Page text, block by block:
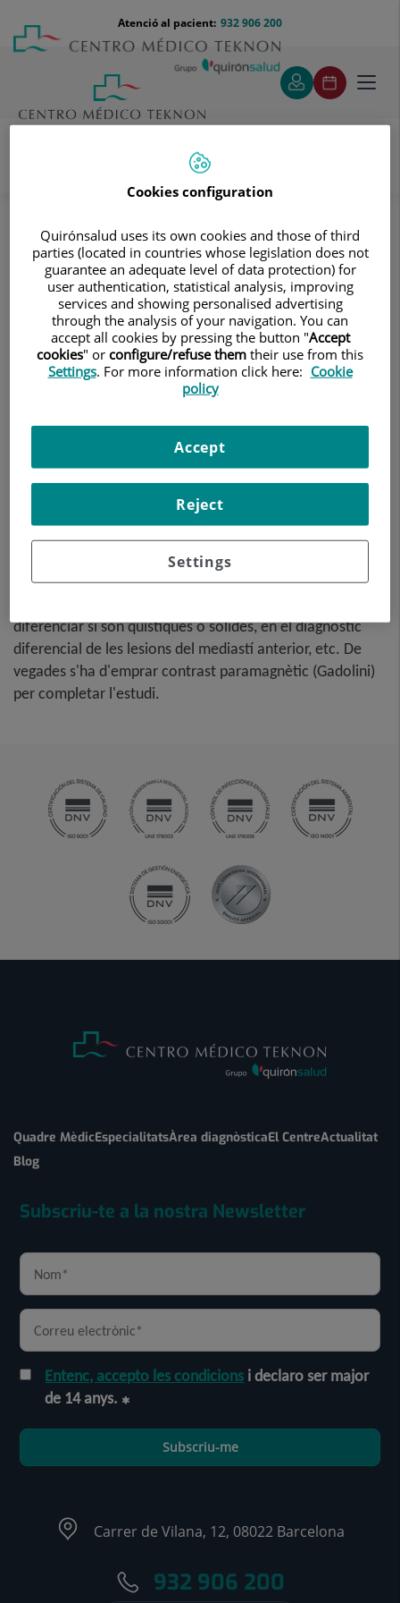
contingut
Menú
teléfono
cabecera
932 906 200
Atenció al pacient:
Proves diagnòstiques
Ressonància Magnètica
Tòrax RM del Mediastí
RM del Mediastí
Prova diagnòstica no
invasiva que consisteix en
l'obtenció d'imatges d'alta
definició anatòmica del
mediastí mitjançant l'ús d'un
camp electromagnètic i ones
de ràdio (amb un emissor i
un receptor). No utilitza
mediastí és la part central de la caixa toràcica que inclou
el tim, els grans vasos (aorta toràcica, vena cava inferior i
superior, etc.), el cor, la tràquea i els bronquis principals,
els ganglis limfàtics mediastínics i hilars, l'esòfag, etc.
diferenciar si són quístiques o sòlides, en el diagnòstic
diferencial de les lesions del mediastí anterior, etc. De
vegades s'ha d'emprar contrast paramagnètic (Gadolini)
per completar l'estudi.
Quadre MèdicEspecialitatsÀrea diagnòsticaEl CentreActualitat
Blog
Subscriu-te a la nostra Newsletter
Entenc, accepto les condicions i declaro ser major
de 14 anys.
Subscriu-me
Carrer de Vilana, 12, 08022 Barcelona
932 906 200
Cookies configuration
Quirónsalud uses its own cookies and those of third
parties (located in countries whose legislation does not
guarantee an adequate level of data protection) for
user authentication, statistical analysis, improving
services and showing personalised advertising
through the analysis of your navigation. You can
accept all cookies by pressing the button "Accept
cookies" or configure/refuse them their use from this
Settings. For more information click here: Cookie
policy
Settings
Reject
Accept